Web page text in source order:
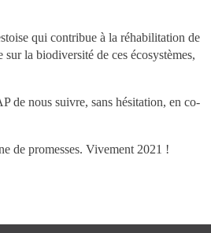
qui contribue à la réhabilitation de
la biodiversité de ces écosystèmes,
de nous suivre, sans hésitation, en co-
de promesses. Vivement 2021 !